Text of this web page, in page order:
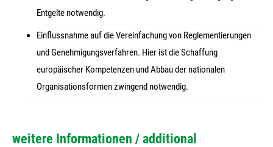
Entgelte notwendig.
Einflussnahme auf die Vereinfachung von Reglementierungen
und Genehmigungsverfahren. Hier ist die Schaffung
europäischer Kompetenzen und Abbau der nationalen
Organisationsformen zwingend notwendig.
weitere Informationen / additional